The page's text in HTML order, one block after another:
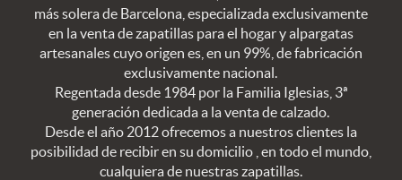
más solera de Barcelona, especializada exclusivamente
en la venta de zapatillas para el hogar y alpargatas
artesanales cuyo origen es, en un 99%, de fabricación
exclusivamente nacional.
Regentada desde 1984 por la Familia Iglesias, 3ª
generación dedicada a la venta de calzado.
Desde el año 2012 ofrecemos a nuestros clientes la
posibilidad de recibir en su domicilio , en todo el mundo,
cualquiera de nuestras zapatillas.